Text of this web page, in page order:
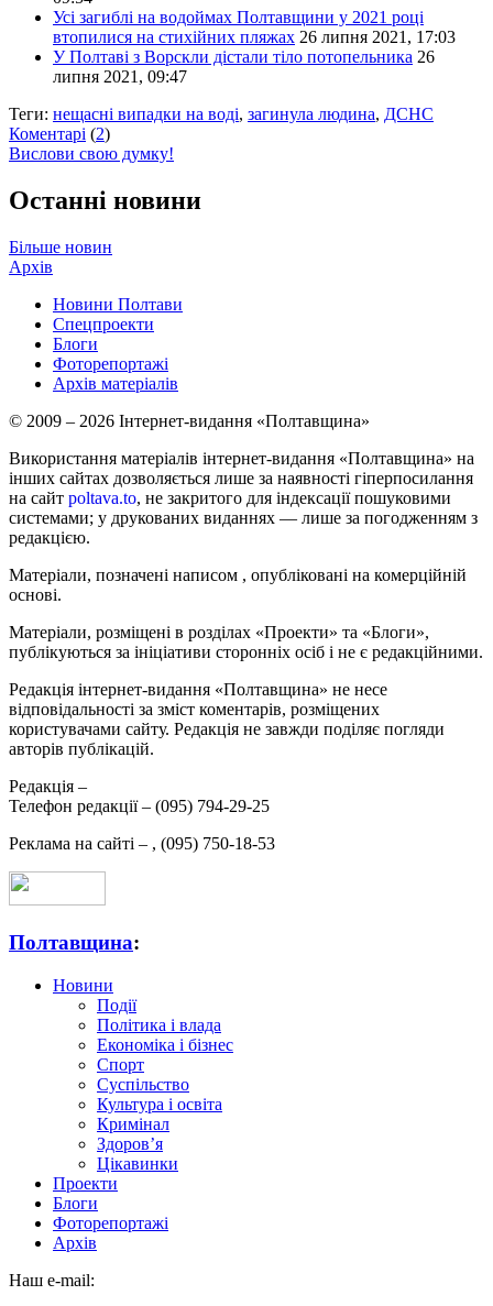
Усі загиблі на водоймах Полтавщини у 2021 році
втопилися на стихійних пляжах 26 липня 2021, 17:03
У Полтаві з Ворскли дістали тіло потопельника 26
липня 2021, 09:47
Теги: нещасні випадки на воді, загинула людина, ДСНС
Коментарі (2)
Вислови свою думку!
Останні новини
Більше новин
Архів
Новини Полтави
Спецпроекти
Блоги
Фоторепортажі
Архів матеріалів
© 2009 – 2026 Інтернет-видання «Полтавщина»
Використання матеріалів інтернет-видання «Полтавщина» на
інших сайтах дозволяється лише за наявності гіперпосилання
на сайт poltava.to, не закритого для індексації пошуковими
системами; у друкованих виданнях — лише за погодженням з
редакцією.
Матеріали, позначені написом , опубліковані на комерційній
основі.
Матеріали, розміщені в розділах «Проекти» та «Блоги»,
публікуються за ініціативи сторонніх осіб і не є редакційними.
Редакція інтернет-видання «Полтавщина» не несе
відповідальності за зміст коментарів, розміщених
користувачами сайту. Редакція не завжди поділяє погляди
авторів публікацій.
Редакція –
Телефон редакції – (095) 794-29-25
Реклама на сайті – , (095) 750-18-53
Полтавщина:
Новини
Події
Політика і влада
Економіка і бізнес
Спорт
Суспільство
Культура і освіта
Кримінал
Здоров’я
Цікавинки
Проекти
Блоги
Фоторепортажі
Архів
Наш e-mail: